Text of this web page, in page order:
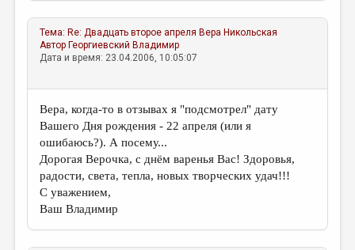
ВКОНТАКТЕ
Тема: Re: Двадцать второе апреля Вера Никольская
Автор Георгиевский Владимир
Дата и время: 23.04.2006, 10:05:07
Вера, когда-то в отзывах я "подсмотрел" дату
Вашего Дня рождения - 22 апреля (или я
ошибаюсь?). А посему...
Дорогая Верочка, с днём варенья Вас! Здоровья,
радости, света, тепла, новых творческих удач!!!
С уважением,
Ваш Владимир